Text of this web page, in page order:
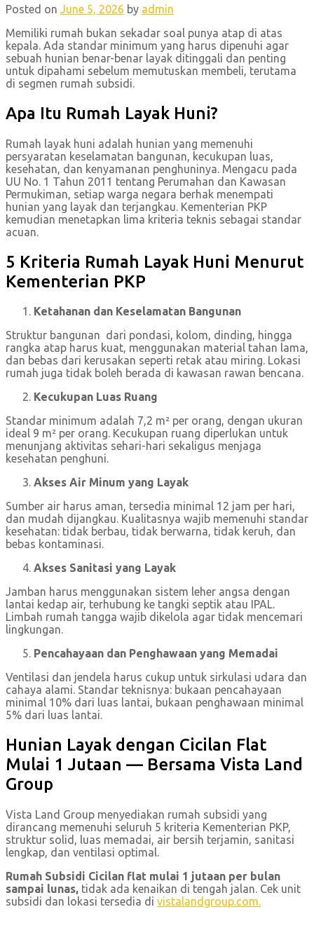
Posted on June 5, 2026 by admin
Memiliki rumah bukan sekadar soal punya atap di atas
kepala. Ada standar minimum yang harus dipenuhi agar
sebuah hunian benar-benar layak ditinggali dan penting
untuk dipahami sebelum memutuskan membeli, terutama
di segmen rumah subsidi.
Apa Itu Rumah Layak Huni?
Rumah layak huni adalah hunian yang memenuhi
persyaratan keselamatan bangunan, kecukupan luas,
kesehatan, dan kenyamanan penghuninya. Mengacu pada
UU No. 1 Tahun 2011 tentang Perumahan dan Kawasan
Permukiman, setiap warga negara berhak menempati
hunian yang layak dan terjangkau. Kementerian PKP
kemudian menetapkan lima kriteria teknis sebagai standar
acuan.
5 Kriteria Rumah Layak Huni Menurut
Kementerian PKP
Ketahanan dan Keselamatan Bangunan
Struktur bangunan dari pondasi, kolom, dinding, hingga
rangka atap harus kuat, menggunakan material tahan lama,
dan bebas dari kerusakan seperti retak atau miring. Lokasi
rumah juga tidak boleh berada di kawasan rawan bencana.
Kecukupan Luas Ruang
Standar minimum adalah 7,2 m² per orang, dengan ukuran
ideal 9 m² per orang. Kecukupan ruang diperlukan untuk
menunjang aktivitas sehari-hari sekaligus menjaga
kesehatan penghuni.
Akses Air Minum yang Layak
Sumber air harus aman, tersedia minimal 12 jam per hari,
dan mudah dijangkau. Kualitasnya wajib memenuhi standar
kesehatan: tidak berbau, tidak berwarna, tidak keruh, dan
bebas kontaminasi.
Akses Sanitasi yang Layak
Jamban harus menggunakan sistem leher angsa dengan
lantai kedap air, terhubung ke tangki septik atau IPAL.
Limbah rumah tangga wajib dikelola agar tidak mencemari
lingkungan.
Pencahayaan dan Penghawaan yang Memadai
Ventilasi dan jendela harus cukup untuk sirkulasi udara dan
cahaya alami. Standar teknisnya: bukaan pencahayaan
minimal 10% dari luas lantai, bukaan penghawaan minimal
5% dari luas lantai.
Hunian Layak dengan Cicilan Flat
Mulai 1 Jutaan — Bersama Vista Land
Group
Vista Land Group menyediakan rumah subsidi yang
dirancang memenuhi seluruh 5 kriteria Kementerian PKP,
struktur solid, luas memadai, air bersih terjamin, sanitasi
lengkap, dan ventilasi optimal.
Rumah Subsidi Cicilan flat mulai 1 jutaan per bulan
sampai lunas, tidak ada kenaikan di tengah jalan. Cek unit
subsidi dan lokasi tersedia di vistalandgroup.com.